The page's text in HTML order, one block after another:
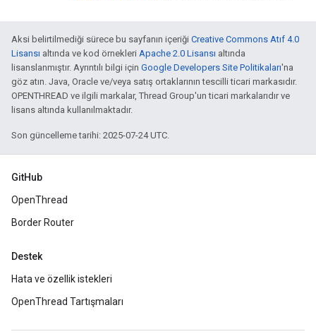
Aksi belirtilmediği sürece bu sayfanın içeriği Creative Commons Atıf 4.0
Lisansı altında ve kod örnekleri Apache 2.0 Lisansı altında
lisanslanmıştır. Ayrıntılı bilgi için Google Developers Site Politikaları'na
göz atın. Java, Oracle ve/veya satış ortaklarının tescilli ticari markasıdır.
OPENTHREAD ve ilgili markalar, Thread Group'un ticari markalarıdır ve
lisans altında kullanılmaktadır.
Son güncelleme tarihi: 2025-07-24 UTC.
GitHub
OpenThread
Border Router
Destek
Hata ve özellik istekleri
OpenThread Tartışmaları